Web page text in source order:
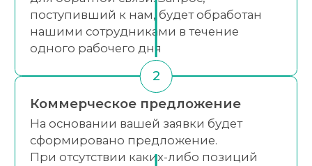
поступивший к нам, будет обработан
нашими сотрудниками в течение
одного рабочего дня
Коммерческое предложение
На основании вашей заявки будет
сформировано предложение.
При отсутствии каких-либо позиций
2